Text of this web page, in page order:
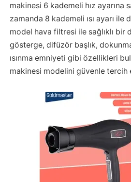
makinesi 6 kademeli hız ayarına
zamanda 8 kademeli ısı ayarı ile
model hava filtresi ile sağlıklı bir
gösterge, difüzör başlık,
ısınma emniyeti gibi özellikleri
makinesi modelini güvenle tercih